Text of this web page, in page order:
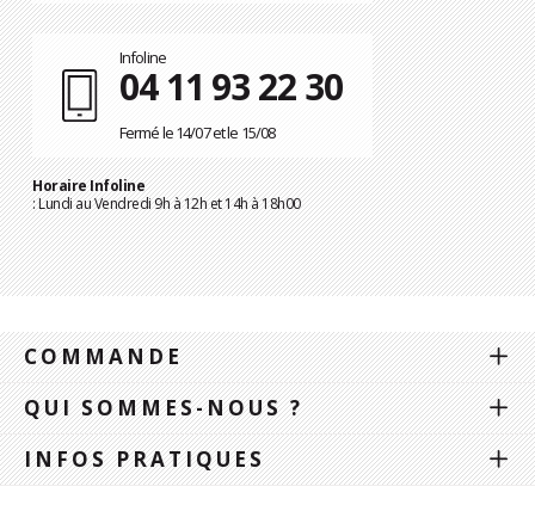
Infoline
04 11 93 22 30
Fermé le 14/07 et le 15/08
Horaire Infoline
: Lundi au Vendredi 9h à 12h et 14h à 18h00
COMMANDE
QUI SOMMES-NOUS ?
INFOS PRATIQUES